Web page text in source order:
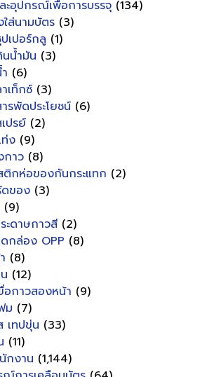
ะอุปกรณ์เพื่อการบรรจุ (134)
ส่นามบัตร (3)
เปอร์กลู (1)
น้ำมัน (3)
(6)
เท็กซ์ (3)
รพัดประโยชน์ (6)
ปรย์ (2)
ง (9)
าว (8)
กห่อของกันกระแทก (2)
ของ (3)
(9)
ะดาษกาวสี (2)
กล่อง OPP (8)
(8)
(12)
อกาวสองหน้า (9)
ม (7)
เทปขุ่น (33)
(11)
กงาน (1,144)